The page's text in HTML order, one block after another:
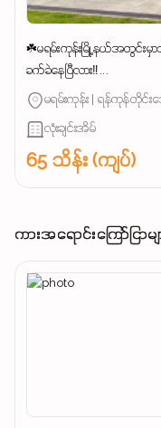
☘️မရမ်းကုန်းမြို့နယ်အတွင်းမှာ
ခက်ခဲနေပြီလား‼️...
မရမ်းကုန်း | ရန်ကုန်တိုင်းဒ
လုံးချင်းအိမ်
65 သိန်း (ကျပ်)
ကားအရောင်းကြော်ငြာမျ